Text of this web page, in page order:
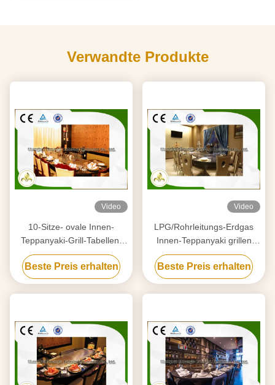
Verwandte Produkte
Video
10-Sitze- ovale Innen-
Teppanyaki-Grill-Tabellen-
japanische Bratpfannen-
Grundkonfiguration
Beste Preis erhalten
Video
LPG/Rohrleitungs-Erdgas
Innen-Teppanyaki grillen
Ausrüstung mit Luft-
Auszieher
Beste Preis erhalten